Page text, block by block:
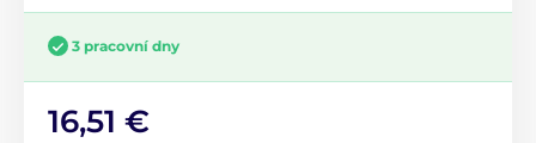
3 pracovní dny
16,51 €